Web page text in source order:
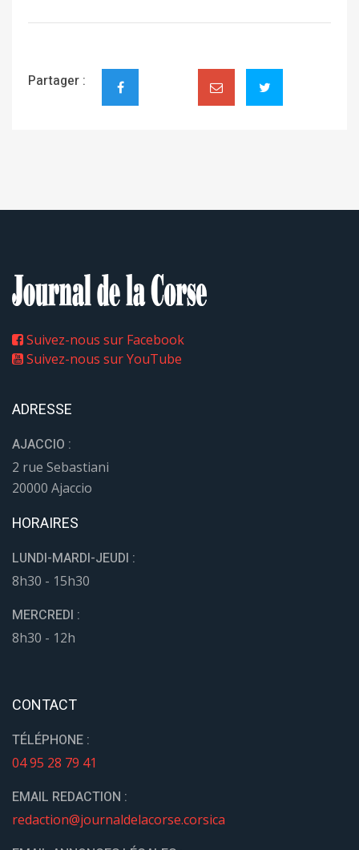
Partager :
Suivez-nous sur Facebook
Suivez-nous sur YouTube
ADRESSE
AJACCIO :
2 rue Sebastiani
20000 Ajaccio
HORAIRES
LUNDI-MARDI-JEUDI :
8h30 - 15h30
MERCREDI :
8h30 - 12h
CONTACT
TÉLÉPHONE :
04 95 28 79 41
EMAIL REDACTION :
redaction@journaldelacorse.corsica